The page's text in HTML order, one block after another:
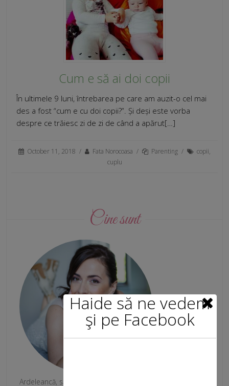
Cum e să ai doi copii
În ultimele 9 luni, întrebarea pe care am auzit-o cel mai
des a fost “cum e cu doi copii?”. Și deși este vorba
despre ce trăiesc zi de zi de când a apărut[…]
October 11, 2018 / Fata Norocoasa / Parenting / copii,
cuplu
Cine sunt
Ardeleancă, săgetator, medie de statură, brunetă, veselă
Haide să ne vedem
şi pe Facebook